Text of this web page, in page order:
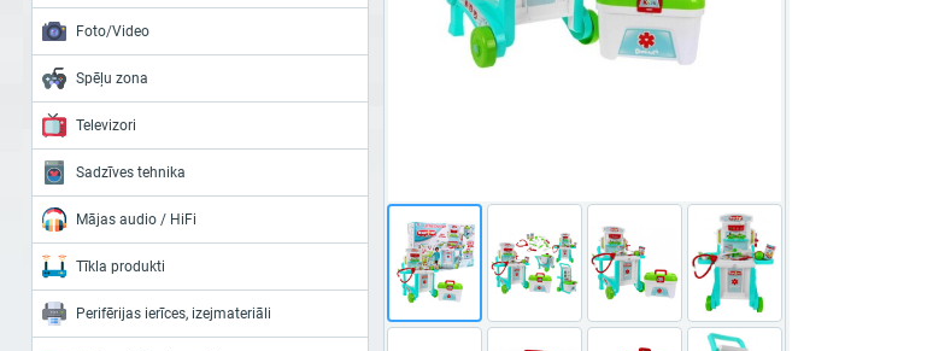
Foto/Video
Spēļu zona
Televizori
Sadzīves tehnika
Mājas audio / HiFi
Tīkla produkti
Perifērijas ierīces, izejmateriāli